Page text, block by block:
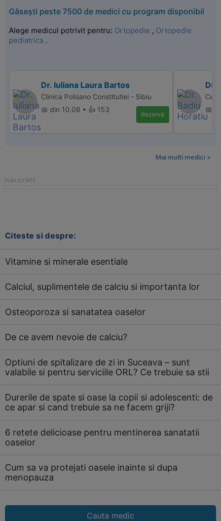
Găsești peste 7500 de medici cu program disponibil
Alege medicul potrivit pentru: Ortopedie , Ortopedie
pediatrica .
Dr. Iuliana Laura Bartos
Clinica Polisano Constitutiei - Sibiu
📅 din 10.08 • 👍 153
Rezervă
Dr.
📅
Mai multi medici >
Citeste si despre:
Vitamine si minerale esentiale
Calciul, suplimentele de calciu si importanta lor
Osteoporoza si sanatatea oaselor
De ce avem nevoie de calciu?
Optiuni de spitalizare de zi in Suceava – sunt
valabile si pentru serviciile ORL? Ce trebuie sa stii
Durerile de spate si oase la copii si adolescenti: de
ce apar si cand trebuie sa ne facem griji?
6 retete delicioase pentru mentinerea sanatatii
oaselor
Cum sa va protejati oasele inainte si dupa
menopauza
Cauta medic